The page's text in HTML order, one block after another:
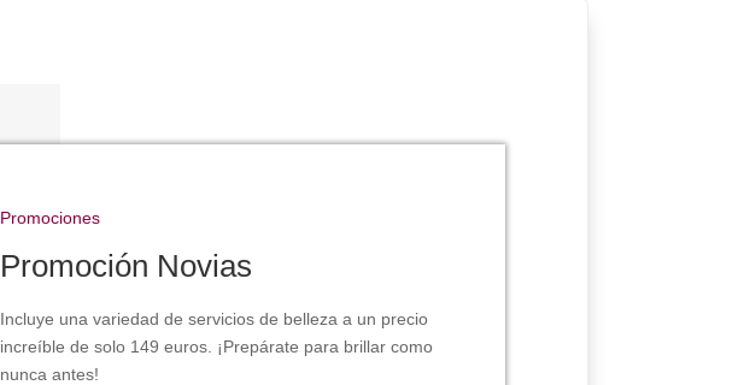
Promociones
Promoción Novias
Incluye una variedad de servicios de belleza a un precio
increíble de solo 149 euros. ¡Prepárate para brillar como
nunca antes!